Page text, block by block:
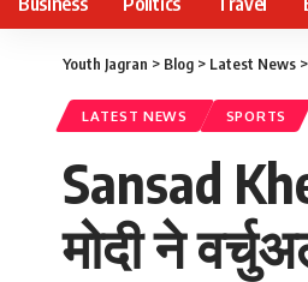
Youth Jagran > Blog > Latest News >
LATEST NEWS SPORTS
‎Sansad
मोदी ने